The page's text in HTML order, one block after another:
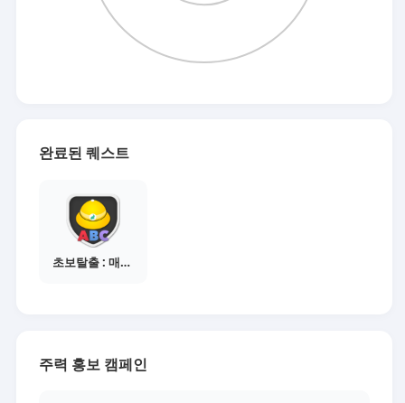
완료된 퀘스트
초보탈출 : 매체별 활동 가이드보기
주력 홍보 캠페인